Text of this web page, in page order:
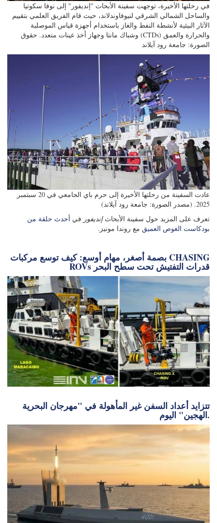
في رحلتها الأخيرة، توجهت سفينة الأبحاث "إنديفور" إلى نوفا سكوتيا
والساحل الشمالي الشرقي لنيوفاوندلاند، حيث قام الفريق العلمي بتقييم
الآثار البيئية لأنشطة النفط والغاز باستخدام أجهزة قياس الموصلية
والحرارة والعمق (CTDs) وشباك مانتا وجهاز أخذ عينات متعدد. حقوق
الصورة: جامعة رود آيلاند
عادت السفينة من رحلتها الأخيرة إلى حرم باي الجامعي في 20 سبتمبر
2025. (مصدر الصورة: جامعة رود آيلاند)
تعرف على المزيد حول سفينة الأبحاثإنديفور في أحدث حلقة من
بودكاست الغوص العميق مع روندا مونيز.
بصمة أصغر، مهام أوسع: كيف توسع مركبات CHASING
ROVs قدرات التفتيش تحت سطح البحر
تتزايد أعداد السفن غير المأهولة في "مهرجان البحرية
الهجين" اليوم.